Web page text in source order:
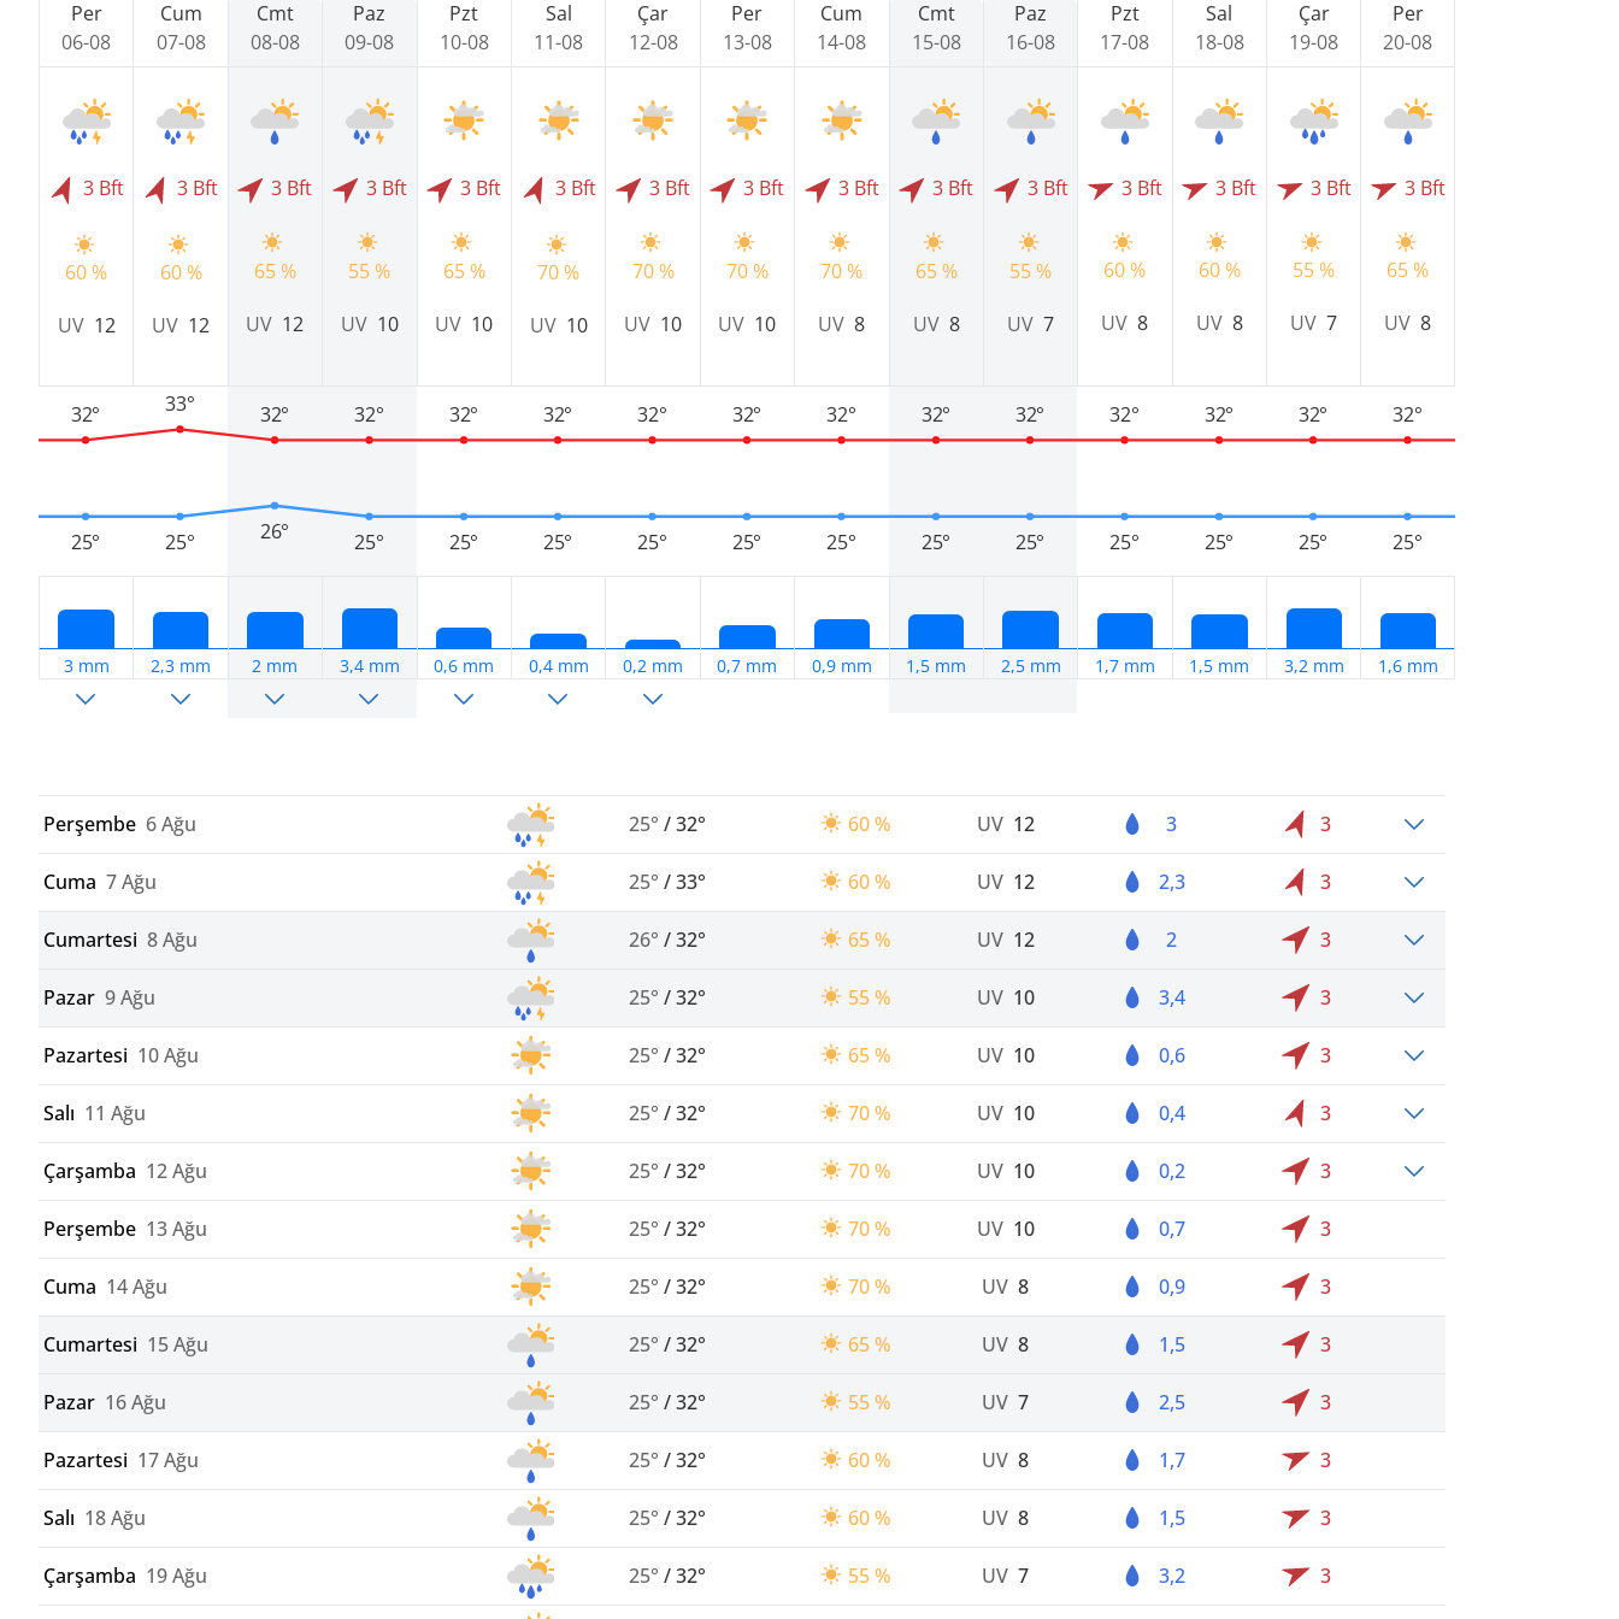
Per
06-08
3 Bft
60 %
UV 12
25°
32°
3 mm
Cum
07-08
3 Bft
60 %
UV 12
25°
33°
2,3 mm
Cmt
08-08
3 Bft
65 %
UV 12
26°
32°
2 mm
Paz
09-08
3 Bft
55 %
UV 10
25°
32°
3,4 mm
Pzt
10-08
3 Bft
65 %
UV 10
25°
32°
0,6 mm
Sal
11-08
3 Bft
70 %
UV 10
25°
32°
0,4 mm
Çar
12-08
3 Bft
70 %
UV 10
25°
32°
0,2 mm
Per
13-08
3 Bft
70 %
UV 10
25°
32°
0,7 mm
Cum
14-08
3 Bft
70 %
UV8
25°
32°
0,9 mm
Cmt
15-08
3 Bft
65 %
UV 8
25°
32°
1,5 mm
Paz
16-08
3 Bft
55 %
UV7
25°
32°
2,5 mm
Pzt
17-08
3 Bft
60 %
UV8
25°
32°
1,7 mm
Sal
18-08
3 Bft
60 %
UV 8
25°
32°
1,5 mm
Çar
19-08
3 Bft
55 %
UV7
25°
32°
3,2 mm
Per
20-08
3 Bft
65 %
UV8
25°
32°
1,6 mm
Perşembe 6 Ağu 25° /32° 60 % UV 12 3 3
Cuma 7 Ağu 25° /33° 60 % UV 12 2,3 3
Cumartesi 8 Ağu 26° /32° 65 % UV 12 2 3
Pazar 9 Ağu 25° /32° 55 % UV 10 3,4 3
Pazartesi 10 Ağu 25° /32° 65 % UV 10 0,6 3
Salı 11 Ağu 25° /32° 70 % UV 10 0,4 3
Çarşamba 12 Ağu 25° /32° 70 % UV 10 0,2 3
Perşembe 13 Ağu 25° /32° 70 % UV 10 0,7 3
Cuma 14 Ağu 25° /32° 70 % UV 8 0,9 3
Cumartesi 15 Ağu 25° /32° 65 % UV 8 1,5 3
Pazar 16 Ağu 25° /32° 55 % UV 7 2,5 3
Pazartesi 17 Ağu 25° /32° 60 % UV 8 1,7 3
Salı 18 Ağu 25° /32° 60 % UV 8 1,5 3
Çarşamba 19 Ağu 25° /32° 55 % UV 7 3,2 3